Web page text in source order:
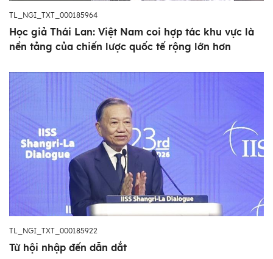
TL_NGI_TXT_000185964
Học giả Thái Lan: Việt Nam coi hợp tác khu vực là
nền tảng của chiến lược quốc tế rộng lớn hơn
TL_NGI_TXT_000185922
Từ hội nhập đến dẫn dắt